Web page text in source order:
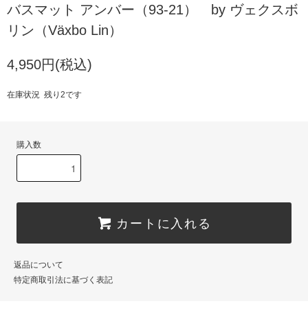
バスマット アンバー（93-21） by ヴェクスボ
リン（Växbo Lin）
4,950円(税込)
在庫状況 残り2です
購入数
カートに入れる
返品について
特定商取引法に基づく表記